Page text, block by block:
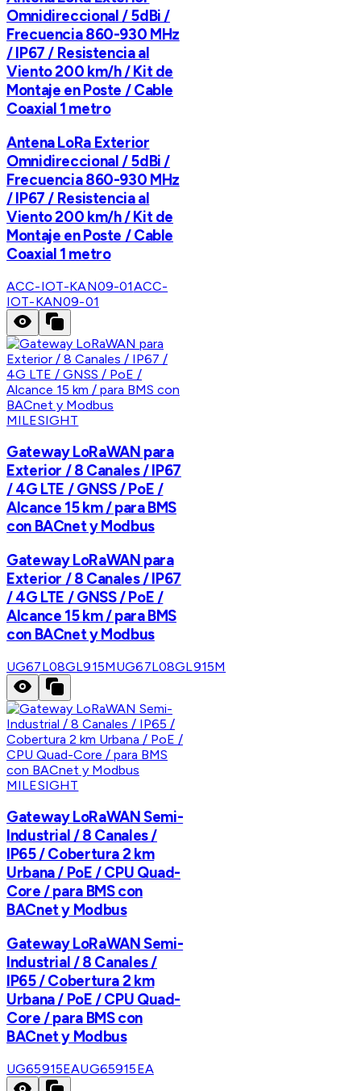
Omnidireccional / 5dBi /
Frecuencia 860-930 MHz
/ IP67 / Resistencia al
Viento 200 km/h / Kit de
Montaje en Poste / Cable
Coaxial 1 metro
Antena LoRa Exterior
Omnidireccional / 5dBi /
Frecuencia 860-930 MHz
/ IP67 / Resistencia al
Viento 200 km/h / Kit de
Montaje en Poste / Cable
Coaxial 1 metro
ACC-IOT-KAN09-01ACC-
IOT-KAN09-01
MILESIGHT
Gateway LoRaWAN para
Exterior / 8 Canales / IP67
/ 4G LTE / GNSS / PoE /
Alcance 15 km / para BMS
con BACnet y Modbus
Gateway LoRaWAN para
Exterior / 8 Canales / IP67
/ 4G LTE / GNSS / PoE /
Alcance 15 km / para BMS
con BACnet y Modbus
UG67L08GL915MUG67L08GL915M
MILESIGHT
Gateway LoRaWAN Semi-
Industrial / 8 Canales /
IP65 / Cobertura 2 km
Urbana / PoE / CPU Quad-
Core / para BMS con
BACnet y Modbus
Gateway LoRaWAN Semi-
Industrial / 8 Canales /
IP65 / Cobertura 2 km
Urbana / PoE / CPU Quad-
Core / para BMS con
BACnet y Modbus
UG65915EAUG65915EA